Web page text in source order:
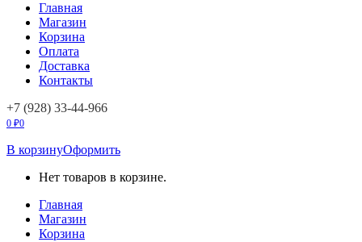
Главная
Магазин
Корзина
Оплата
Доставка
Контакты
+7 (928) 33-44-966
0 ₽0
В корзинуОформить
Нет товаров в корзине.
Главная
Магазин
Корзина